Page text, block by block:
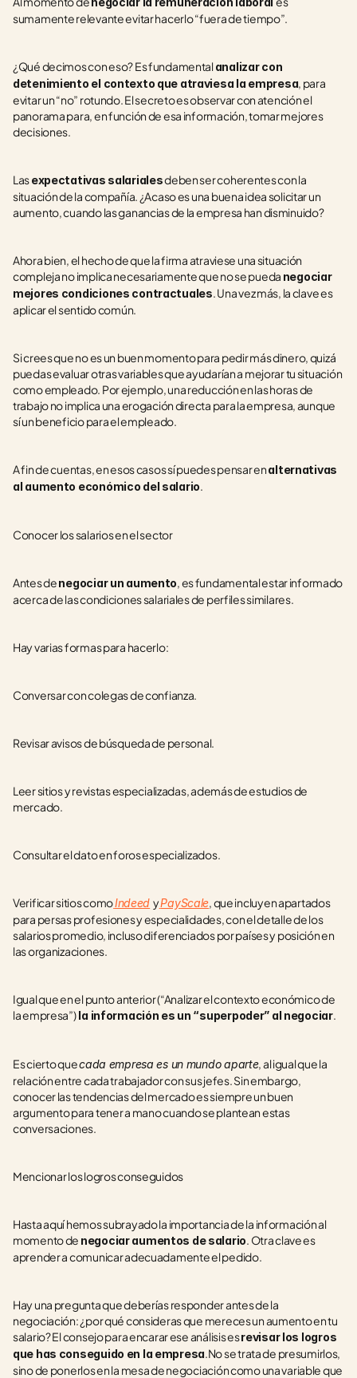
sumamente relevante evitar hacerlo “fuera de tiempo”.
¿Qué decimos con eso? Es fundamental analizar con
detenimiento el contexto que atraviesa la empresa, para
evitar un “no” rotundo. El secreto es observar con atención el
panorama para, en función de esa información, tomar mejores
decisiones.
Las expectativas salariales deben ser coherentes con la
situación de la compañía. ¿Acaso es una buena idea solicitar un
aumento, cuando las ganancias de la empresa han disminuido?
Ahora bien, el hecho de que la firma atraviese una situación
compleja no implica necesariamente que no se pueda negociar
mejores condiciones contractuales. Una vez más, la clave es
aplicar el sentido común.
Si crees que no es un buen momento para pedir más dinero, quizá
puedas evaluar otras variables que ayudarían a mejorar tu situación
como empleado. Por ejemplo, una reducción en las horas de
trabajo no implica una erogación directa para la empresa, aunque
sí un beneficio para el empleado.
A fin de cuentas, en esos casos sí puedes pensar en alternativas
al aumento económico del salario.
Conocer los salarios en el sector
Antes de negociar un aumento, es fundamental estar informado
acerca de las condiciones salariales de perfiles similares.
Hay varias formas para hacerlo:
Conversar con colegas de confianza.
Revisar avisos de búsqueda de personal.
Leer sitios y revistas especializadas, además de estudios de
mercado.
Consultar el dato en foros especializados.
Verificar sitios comoIndeed yPayScale, que incluyen apartados
para persas profesiones y especialidades, con el detalle de los
salarios promedio, incluso diferenciados por países y posición en
las organizaciones.
Igual que en el punto anterior (“Analizar el contexto económico de
la empresa”) la información es un “superpoder” al negociar.
Es cierto que cada empresa es un mundo aparte, al igual que la
relación entre cada trabajador con sus jefes. Sin embargo,
conocer las tendencias del mercado es siempre un buen
argumento para tener a mano cuando se plantean estas
conversaciones.
Mencionar los logros conseguidos
Hasta aquí hemos subrayado la importancia de la información al
momento de negociar aumentos de salario. Otra clave es
aprender a comunicar adecuadamente el pedido.
Hay una pregunta que deberías responder antes de la
negociación: ¿por qué consideras que mereces un aumento en tu
salario? El consejo para encarar ese análisis es revisar los logros
que has conseguido en la empresa.No se trata de presumirlos,
sino de ponerlos en la mesa de negociación como una variable que